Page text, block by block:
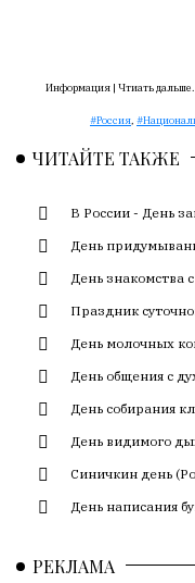
Сайт
обновляется
большим
но
душой.
Редакция
не
лезет
авторские
не
кромсает
их
искажает
Информация | Чтиать
Россия,
ЧИТАЙТЕ ТАКЖЕ
В России - День
День
День знакомства
Праздник
День молочных
День общения с
День собирания
День видимого
Синичкин день
День написания
РЕКЛАМА